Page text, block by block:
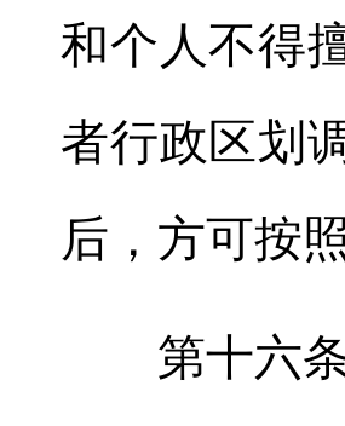
和个人不得
者行政区划
后，方可按
第十六条